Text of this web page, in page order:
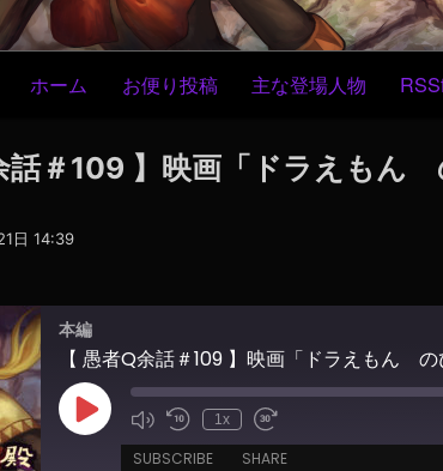
ホーム お便り投稿 主な登場人物
話＃109 】映画「ドラえもん
日 14:39
本編
【 愚者Q余話＃109 】映画「ドラえもん
Play
Episode
1x
SUBSCRIBE SHARE